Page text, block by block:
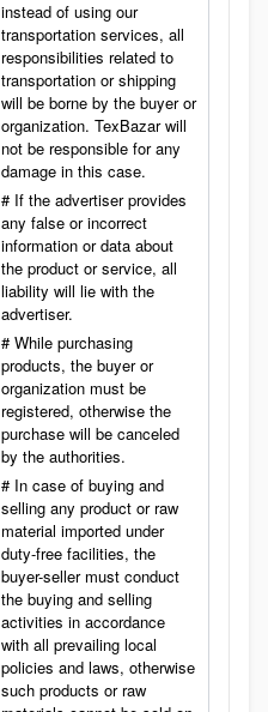
instead of using our
transportation services, all
responsibilities related to
transportation or shipping
will be borne by the buyer or
organization. TexBazar will
not be responsible for any
damage in this case.
# If the advertiser provides
any false or incorrect
information or data about
the product or service, all
liability will lie with the
advertiser.
# While purchasing
products, the buyer or
organization must be
registered, otherwise the
purchase will be canceled
by the authorities.
# In case of buying and
selling any product or raw
material imported under
duty-free facilities, the
buyer-seller must conduct
the buying and selling
activities in accordance
with all prevailing local
policies and laws, otherwise
such products or raw